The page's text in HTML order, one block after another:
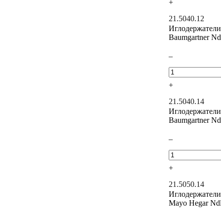
+
21.5040.12
Baumgartner
–
+
21.5040.14
Baumgartner
–
+
21.5050.14
Mayo Hegar